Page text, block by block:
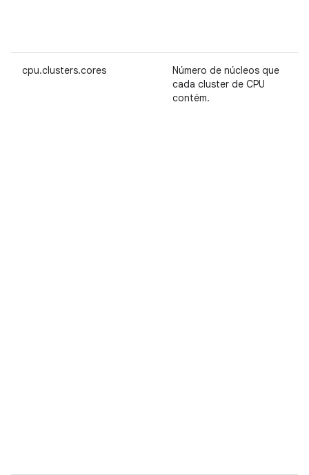
cpu.clusters.cores
Número de núcleos que
cada cluster de CPU
contém.